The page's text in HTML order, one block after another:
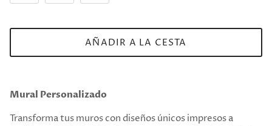
AÑADIR A LA CESTA
Mural Personalizado
Transforma tus muros con diseños únicos impresos a